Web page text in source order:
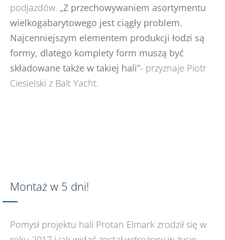
podjazdów. „Z przechowywaniem asortymentu
wielkogabarytowego jest ciągły problem.
Najcenniejszym elementem produkcji łodzi są
formy, dlatego komplety form muszą być
składowane także w takiej hali”- przyznaje Piotr
Ciesielski z Balt Yacht.
Montaż w 5 dni!
Pomysł projektu hali Protan Elmark zrodził się w